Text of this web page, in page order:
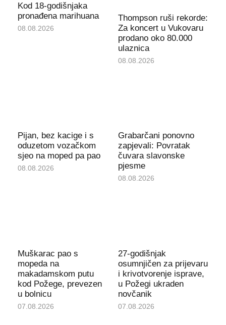
Kod 18-godišnjaka
pronađena marihuana
08.08.2026
Thompson ruši rekorde:
Za koncert u Vukovaru
prodano oko 80.000
ulaznica
08.08.2026
Pijan, bez kacige i s
oduzetom vozačkom
sjeo na moped pa pao
08.08.2026
Grabarčani ponovno
zapjevali: Povratak
čuvara slavonske
pjesme
08.08.2026
Muškarac pao s
mopeda na
makadamskom putu
kod Požege, prevezen
u bolnicu
07.08.2026
27-godišnjak
osumnjičen za prijevaru
i krivotvorenje isprave,
u Požegi ukraden
novčanik
07.08.2026